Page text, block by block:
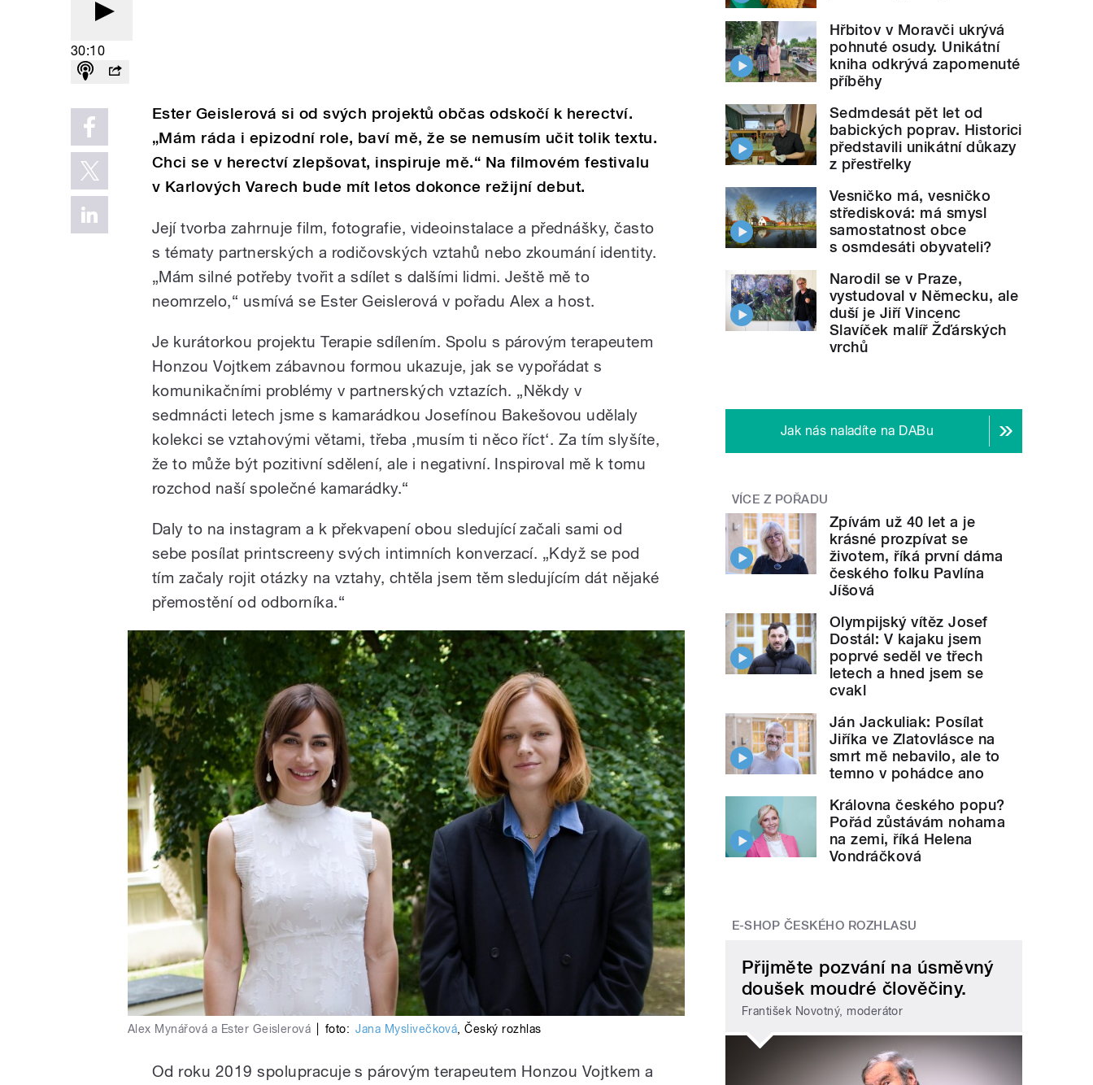
30:10
Ester Geislerová si od svých projektů občas odskočí k herectví.
„Mám ráda i epizodní role, baví mě, že se nemusím učit tolik textu.
Chci se v herectví zlepšovat, inspiruje mě.“ Na filmovém festivalu
v Karlových Varech bude mít letos dokonce režijní debut.
Její tvorba zahrnuje film, fotografie, videoinstalace a přednášky, často
s tématy partnerských a rodičovských vztahů nebo zkoumání identity.
„Mám silné potřeby tvořit a sdílet s dalšími lidmi. Ještě mě to
neomrzelo,“ usmívá se Ester Geislerová v pořadu Alex a host.
Je kurátorkou projektu Terapie sdílením. Spolu s párovým terapeutem
Honzou Vojtkem zábavnou formou ukazuje, jak se vypořádat s
komunikačními problémy v partnerských vztazích. „Někdy v
sedmnácti letech jsme s kamarádkou Josefínou Bakešovou udělaly
kolekci se vztahovými větami, třeba ‚musím ti něco říct‘. Za tím slyšíte,
že to může být pozitivní sdělení, ale i negativní. Inspiroval mě k tomu
rozchod naší společné kamarádky.“
Daly to na instagram a k překvapení obou sledující začali sami od
sebe posílat printscreeny svých intimních konverzací. „Když se pod
tím začaly rojit otázky na vztahy, chtěla jsem těm sledujícím dát nějaké
přemostění od odborníka.“
Alex Mynářová a Ester Geislerová foto: Jana Myslivečková,Český rozhlas
Od roku 2019 spolupracuje s párovým terapeutem Honzou Vojtkem a
Hřbitov v Moravči ukrývá
pohnuté osudy. Unikátní
kniha odkrývá zapomenuté
příběhy
Sedmdesát pět let od
babických poprav. Historici
představili unikátní důkazy
z přestřelky
Vesničko má, vesničko
středisková: má smysl
samostatnost obce
s osmdesáti obyvateli?
Narodil se v Praze,
vystudoval v Německu, ale
duší je Jiří Vincenc
Slavíček malíř Žďárských
vrchů
Jak nás naladíte na DABu
VÍCE Z POŘADU
Zpívám už 40 let a je
krásné prozpívat se
životem, říká první dáma
českého folku Pavlína
Jíšová
Olympijský vítěz Josef
Dostál: V kajaku jsem
poprvé seděl ve třech
letech a hned jsem se
cvakl
Ján Jackuliak: Posílat
Jiříka ve Zlatovlásce na
smrt mě nebavilo, ale to
temno v pohádce ano
Královna českého popu?
Pořád zůstávám nohama
na zemi, říká Helena
Vondráčková
E-SHOP ČESKÉHO ROZHLASU
Přijměte pozvání na úsměvný
doušek moudré člověčiny.
František Novotný, moderátor